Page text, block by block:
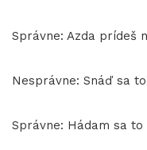
Správne: Azda prídeš
Nesprávne: Snáď sa
Správne: Hádam sa